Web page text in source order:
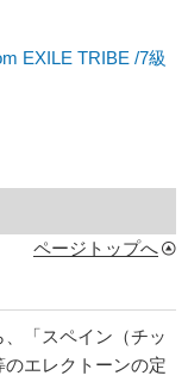
EXILE TRIBE /7級
ページトップへ
、「スペイン（チッ
エレクトーンの定